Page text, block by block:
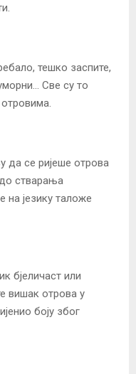
тешко заспите,
Све су то
да се ријеше отрова
стварања
на језику таложе
бјеличаст или
вишак отрова у
боју због